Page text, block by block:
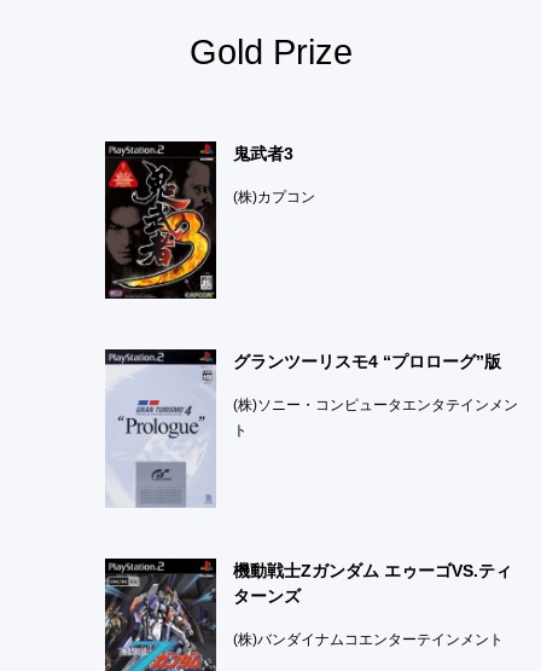
Gold Prize
鬼武者3
(株)カプコン
グランツーリスモ4 “プロローグ”版
(株)ソニー・コンピュータエンタテインメン
ト
機動戦士Zガンダム エゥーゴVS.ティ
ターンズ
(株)バンダイナムコエンターテインメント